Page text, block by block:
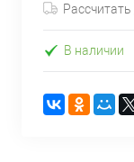
В наличии